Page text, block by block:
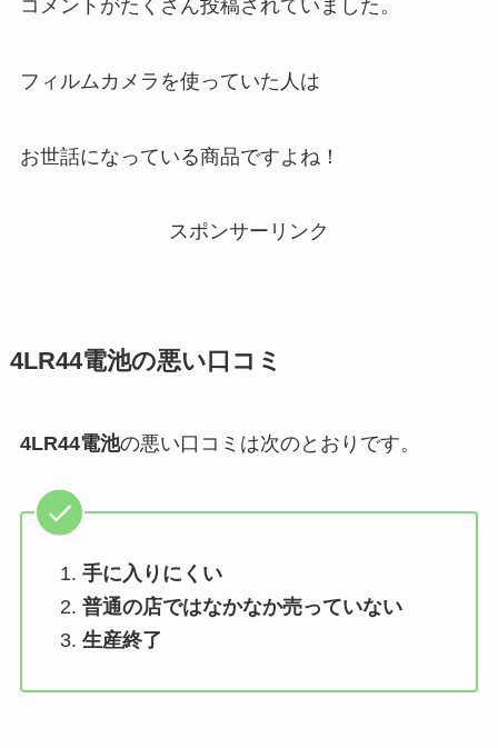
コメントがたくさん投稿されていました。
フィルムカメラを使っていた人は
お世話になっている商品ですよね！
スポンサーリンク
4LR44電池の悪い口コミ
4LR44電池の悪い口コミは次のとおりです。
手に入りにくい
普通の店ではなかなか売っていない
生産終了